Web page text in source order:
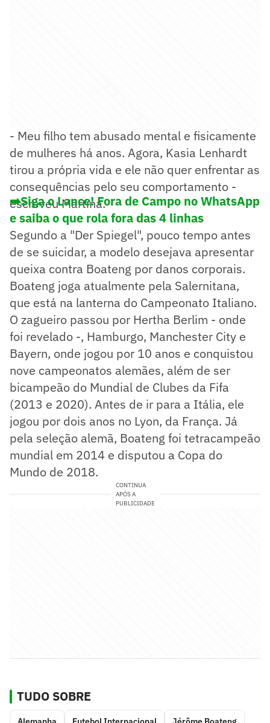
- Meu filho tem abusado mental e fisicamente
de mulheres há anos. Agora, Kasia Lenhardt
tirou a própria vida e ele não quer enfrentar as
consequências pelo seu comportamento -
escreveu Martina.
➡️Siga o Lance! Fora de Campo no WhatsApp
e saiba o que rola fora das 4 linhas
Segundo a "Der Spiegel", pouco tempo antes
de se suicidar, a modelo desejava apresentar
queixa contra Boateng por danos corporais.
Boateng joga atualmente pela Salernitana,
que está na lanterna do Campeonato Italiano.
O zagueiro passou por Hertha Berlim - onde
foi revelado -, Hamburgo, Manchester City e
Bayern, onde jogou por 10 anos e conquistou
nove campeonatos alemães, além de ser
bicampeão do Mundial de Clubes da Fifa
(2013 e 2020). Antes de ir para a Itália, ele
jogou por dois anos no Lyon, da França. Já
pela seleção alemã, Boateng foi tetracampeão
mundial em 2014 e disputou a Copa do
Mundo de 2018.
CONTINUA
APÓS A
PUBLICIDADE
TUDO SOBRE